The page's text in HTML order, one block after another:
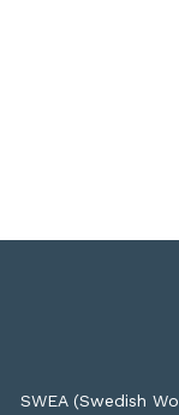
SWEA (Swedish